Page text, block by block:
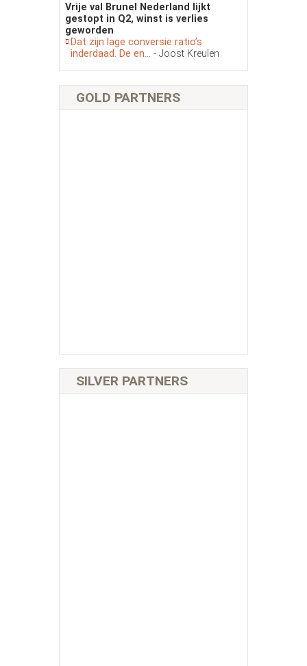
Vrije val Brunel Nederland lijkt
gestopt in Q2, winst is verlies
geworden
Dat zijn lage conversie ratio’s
inderdaad. De en... - Joost Kreulen
GOLD PARTNERS
SILVER PARTNERS